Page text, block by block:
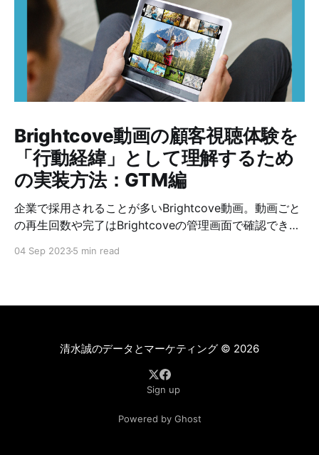
Brightcove動画の顧客視聴体験を
「行動経緯」として理解するため
の実装方法：GTM編
企業で採用されることが多いBrightcove動画。動画ごと
の再生回数や完了はBrightcoveの管理画面で確認できま
客体験をもっと線で理解できるようになります。 * どの
YouTubeと違って、Brightcoveの動画をAnalyticsで計測
のドキュメントも自動翻訳のようで、わかりにくいとい
う状況です。過去10年間、数年おきに何度も実装する機
会があり、毎回調べ直しているので、メモを残しておき
04 Sep 20235 min read
清水誠のデータとマーケティング© 2026
Sign up
Powered by Ghost